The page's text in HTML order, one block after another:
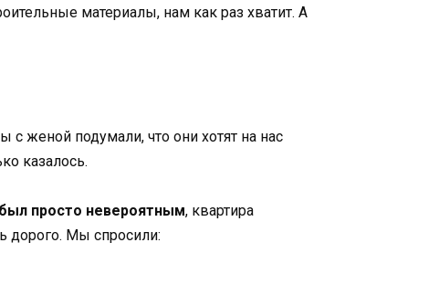
материалы, нам как раз хватит. А
с женой подумали, что они хотят на нас
казалось.
просто невероятным, квартира
дорого. Мы спросили: